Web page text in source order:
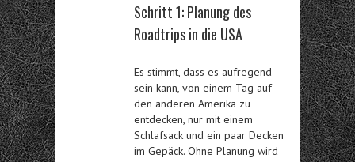
Schritt 1: Planung des
Roadtrips in die USA
Es stimmt, dass es aufregend
sein kann, von einem Tag auf
den anderen Amerika zu
entdecken, nur mit einem
Schlafsack und ein paar Decken
im Gepäck. Ohne Planung wird